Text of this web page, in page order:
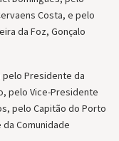
Costa, e pelo
da Foz, Gonçalo
pelo Presidente da
pelo Vice-Presidente
pelo Capitão do Porto
Comunidade